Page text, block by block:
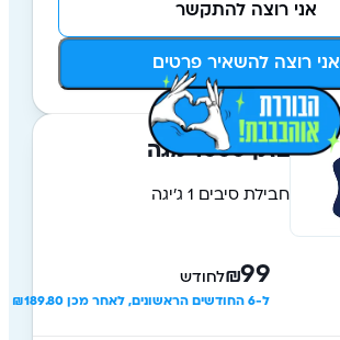
אני רוצה להשאיר פרטים
אני רוצה להתקשר
בזק 1000 מגה
חבילת סיבים 1 ג'יגה
99
₪לחודש
ל-6 החודשים הראשונים, לאחר מכן ₪189.80